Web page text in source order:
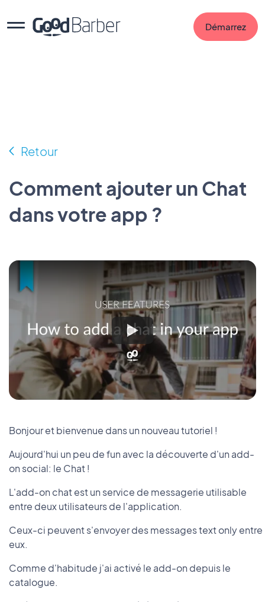
Démarrez
Retour
Comment ajouter un Chat
dans votre app ?
Bonjour et bienvenue dans un nouveau tutoriel !
Aujourd'hui un peu de fun avec la découverte d'un add-
on social: le Chat !
L'add-on chat est un service de messagerie utilisable
entre deux utilisateurs de l'application.
Ceux-ci peuvent s'envoyer des messages text only entre
eux.
Comme d'habitude j'ai activé le add-on depuis le
catalogue.